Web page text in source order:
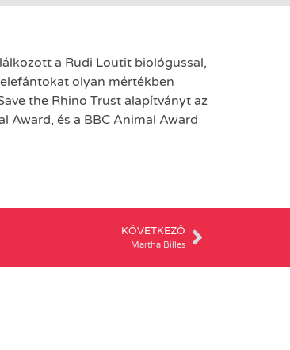
a Rudi Loutit biológussal,
olyan mértékben
the Rhino Trust alapítványt az
Award, és a BBC Animal Award
KÖVETKEZŐ
Martha Billes